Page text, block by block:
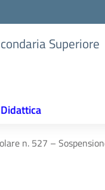
Superiore
Didattica
n. 527 –